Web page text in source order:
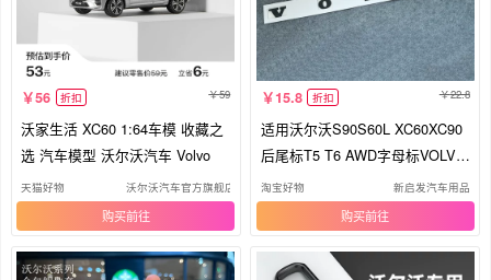
56 折扣 59
沃家生活 XC60 1:64车模 收藏之
选 汽车模型 沃尔沃汽车 Volvo
天猫好物 沃尔沃汽车官方旗舰店
购买
15.8 折扣 22.8
适用沃尔沃S90S60L XC60XC90
后尾标T5 T6 AWD字母标VOLVO
标志字标
淘宝好物 新启发汽车用品
购买